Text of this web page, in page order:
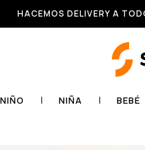
HACEMOS DELIVERY A
NIÑO NIÑA BEBÉ